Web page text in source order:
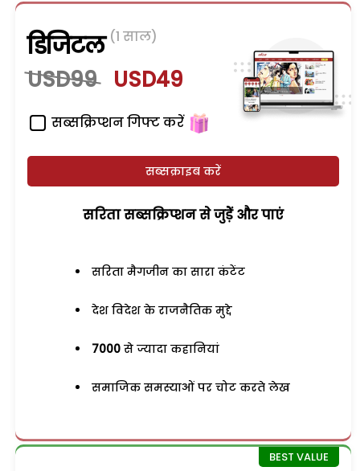
डिजिटल (1 साल)
USD99 USD49
सब्सक्रिप्शन गिफ्ट करें
सब्सक्राइब करें
सरिता सब्सक्रिप्शन से जुड़ेें और पाएं
सरिता मैगजीन का सारा कंटेंट
देश विदेश के राजनैतिक मुद्दे
7000 से ज्यादा कहानियां
समाजिक समस्याओं पर चोट करते लेख